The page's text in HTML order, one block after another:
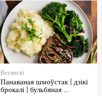
Веганскі
Панаваная шмоўстак | дзікі
брокалі | бульбяная …